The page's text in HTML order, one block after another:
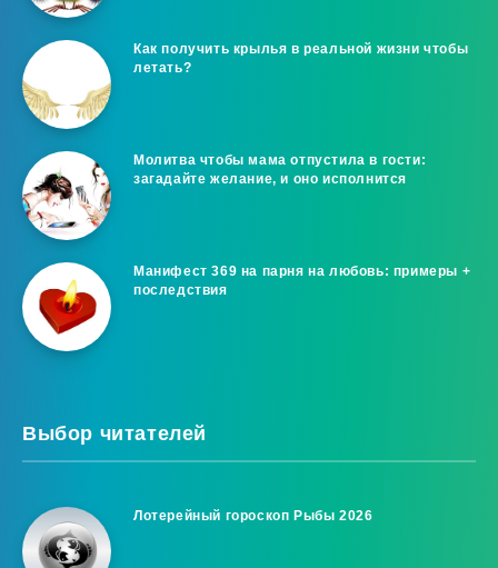
Как получить крылья в реальной жизни чтобы
летать?
Молитва чтобы мама отпустила в гости:
загадайте желание, и оно исполнится
Манифест 369 на парня на любовь: примеры +
последствия
Выбор читателей
Лотерейный гороскоп Рыбы 2026